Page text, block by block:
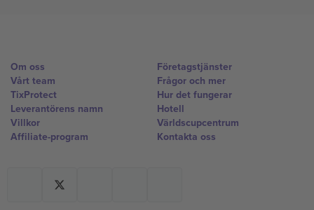
Om oss
Vårt team
TixProtect
Leverantörens namn
Villkor
Affiliate-program
Företagstjänster
Frågor och mer
Hur det fungerar
Hotell
Världscupcentrum
Kontakta oss